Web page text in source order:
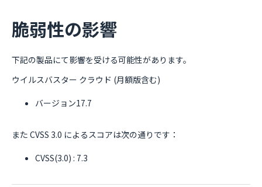
脆弱性の影響
下記の製品にて影響を受ける可能性があります。
ウイルスバスター クラウド (月額版含む)
バージョン17.7
また CVSS 3.0 によるスコアは次の通りです：
CVSS(3.0) : 7.3